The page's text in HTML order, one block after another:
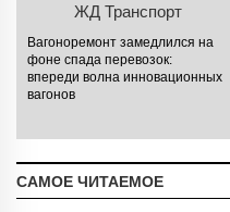
ЖД Транспорт
Вагоноремонт замедлился на
фоне спада перевозок:
впереди волна инновационных
вагонов
САМОЕ ЧИТАЕМОЕ